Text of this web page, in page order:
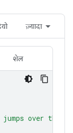
ज़्यादा
शेल
jumps over the